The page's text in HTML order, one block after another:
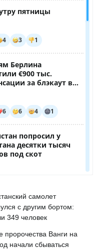
самолет
с другим бортом:
349 человек
пророчества Ванги на
начали сбываться